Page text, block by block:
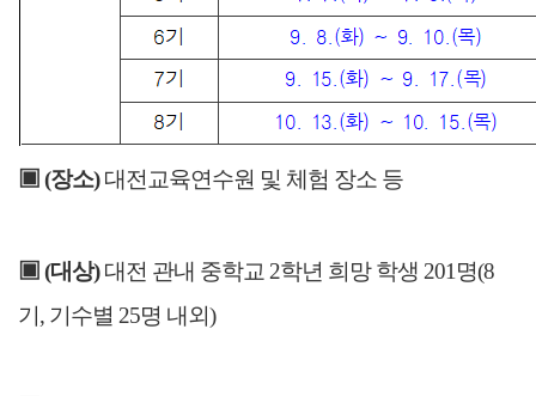
▣ (장소) 대전교육연수원 및 체험 장소 등
▣ (대상) 대전 관내 중학교 2학년 희망 학생 201명(8
기 , 기수별 25명 내외 )